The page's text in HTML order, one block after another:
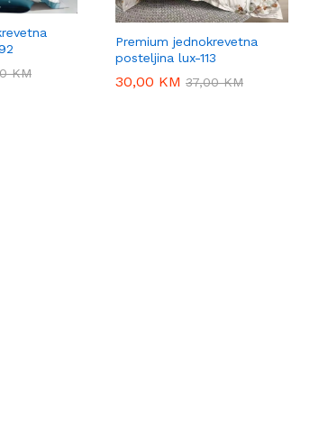
KM
KM
Premium jednokrevetna
posteljina lux-113
30,00 KM 37,00KM
30,00 KM 37,00KM